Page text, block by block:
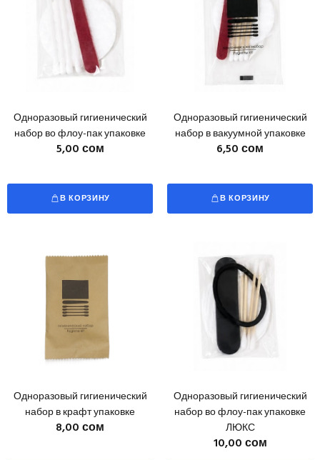
Одноразовый гигиенический
набор во флоу-пак упаковке
5,00 сом
В КОРЗИНУ
Одноразовый гигиенический
набор в вакуумной упаковке
6,50 сом
В КОРЗИНУ
Одноразовый гигиенический
набор в крафт упаковке
8,00 сом
Одноразовый гигиенический
набор во флоу-пак упаковке
ЛЮКС
10,00 сом